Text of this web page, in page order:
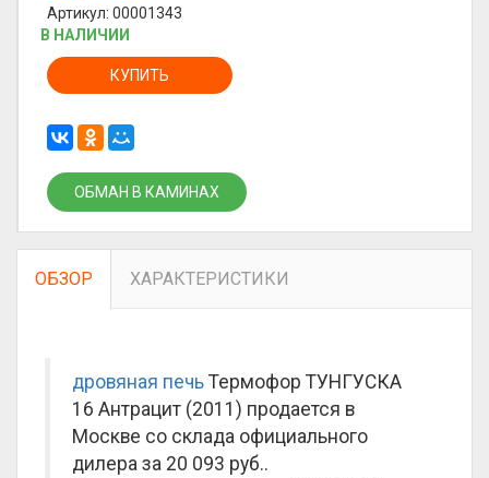
Артикул: 00001343
В НАЛИЧИИ
КУПИТЬ
ОБМАН В КАМИНАХ
ОБЗОР ХАРАКТЕРИСТИКИ
дровяная печь Термофор ТУНГУСКА
16 Антрацит (2011) продается в
Москве со склада официального
дилера за 20 093 руб..